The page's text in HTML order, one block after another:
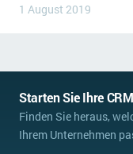
1 August 2019
Starten Sie Ihre
Finden Sie heraus,
Ihrem Unternehmen